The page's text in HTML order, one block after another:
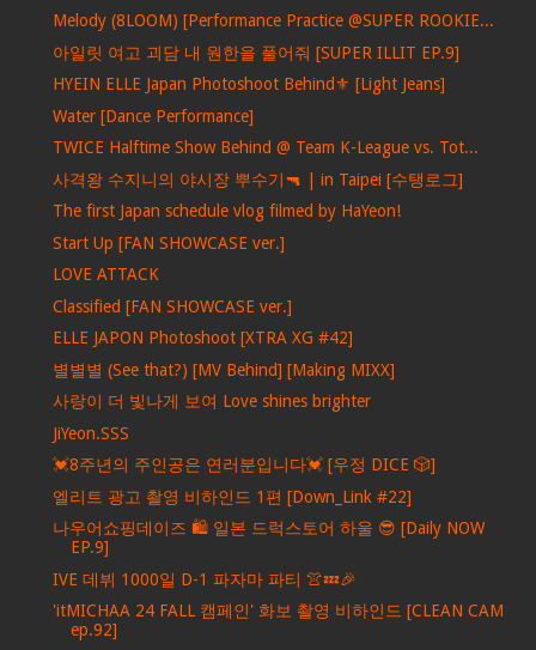
Melody (8LOOM) [Performance Practice @SUPER ROOKIE...
아일릿 여고 괴담 내 원한을 풀어줘 [SUPER ILLIT EP.9]
HYEIN ELLE Japan Photoshoot Behind⚜️ [Light Jeans]
Water [Dance Performance]
TWICE Halftime Show Behind @ Team K-League vs. Tot...
사격왕 수지니의 야시장 뿌수기🔫 | in Taipei [수탱로그]
The first Japan schedule vlog filmed by HaYeon!
Start Up [FAN SHOWCASE ver.]
LOVE ATTACK
Classified [FAN SHOWCASE ver.]
ELLE JAPON Photoshoot [XTRA XG #42]
별별별 (See that?) [MV Behind] [Making MIXX]
사랑이 더 빛나게 보여 Love shines brighter
JiYeon.SSS
💓8주년의 주인공은 연러분입니다💓 [우정 DICE 🎲]
엘리트 광고 촬영 비하인드 1편 [Down_Link #22]
나우어쇼핑데이즈 🛍️ 일본 드럭스토어 하울 😎 [Daily NOW
EP.9]
IVE 데뷔 1000일 D-1 파자마 파티 👚💤🎉
'itMICHAA 24 FALL 캠페인' 화보 촬영 비하인드 [CLEAN CAM
ep.92]